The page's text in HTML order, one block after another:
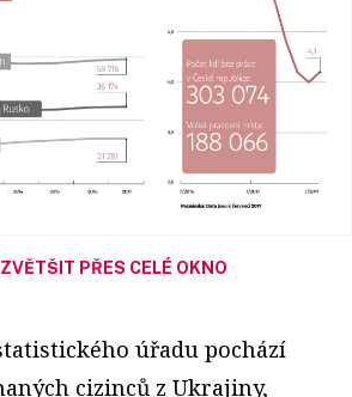
ZVĚTŠIT PŘES CELÉ OKNO
úřadu pochází
cizinců z Ukrajiny,